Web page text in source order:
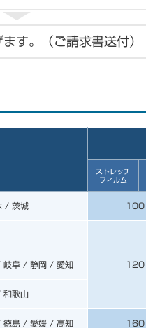
す。（ご請求書送付）
ストレッチ
フィルム
/ 茨城 100
120
阜 / 静岡 / 愛知
歌山
島 / 愛媛 / 高知 160